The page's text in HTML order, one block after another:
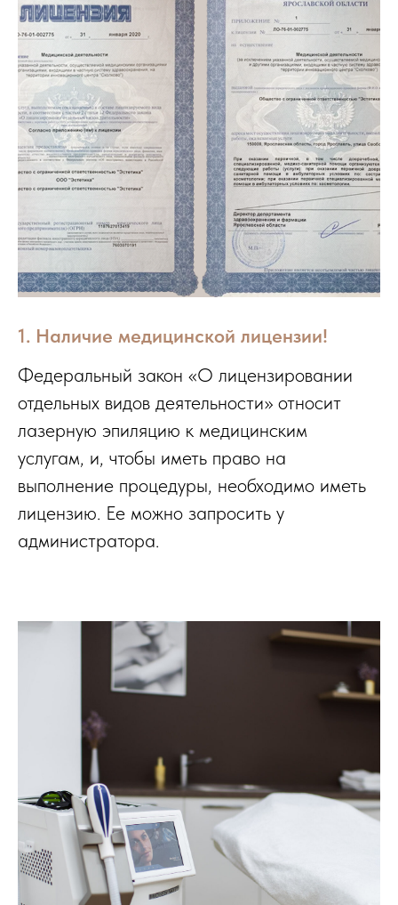
1. Наличие медицинской лицензии!
Федеральный закон «О лицензировании
отдельных видов деятельности» относит
лазерную эпиляцию к медицинским
услугам, и, чтобы иметь право на
выполнение процедуры, необходимо иметь
лицензию. Ее можно запросить у
администратора.